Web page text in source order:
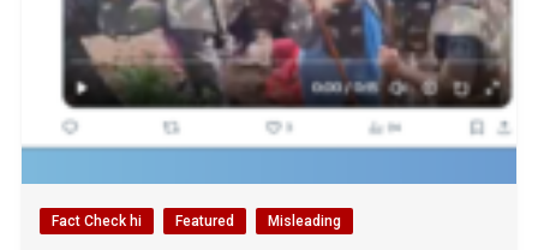
Fact Check hi Featured Misleading